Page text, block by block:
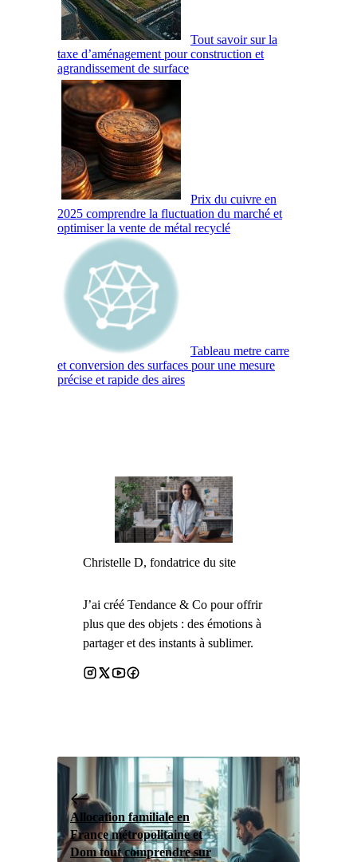
Tout savoir sur la
taxe d’aménagement pour construction et
agrandissement de surface
Prix du cuivre en
2025 comprendre la fluctuation du marché et
optimiser la vente de métal recyclé
Tableau metre carre
et conversion des surfaces pour une mesure
précise et rapide des aires
Christelle D, fondatrice du site
J’ai créé Tendance & Co pour offrir
plus que des objets : des émotions à
partager et des instants à sublimer.
Allocation familiale en
France métropolitaine et
Dom tout comprendre sur